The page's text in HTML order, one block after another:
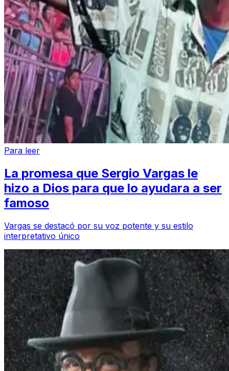
Para leer
La promesa que Sergio Vargas le
hizo a Dios para que lo ayudara a ser
famoso
Vargas se destacó por su voz potente y su estilo
interpretativo único